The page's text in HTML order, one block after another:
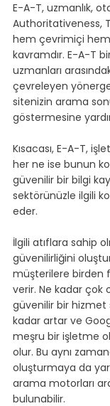
E-A-T, uzmanlık,
Authoritativeness,
hem çevrimiçi
kavramdır. E-A-T
uzmanları
çevreleyen
sitenizin arama
göstermesine
Kısacası, E-A-T,
her ne ise bunun
güvenilir bir bilgi
sektörünüzle ilgili
eder.
İlgili atıflara sahip
güvenilirliğini
müşterilere birden
verir. Ne kadar çok
güvenilir bir hizmet
kadar artar ve
meşru bir işletme
olur. Bu aynı
oluşturmaya da
arama motorları
bulunabilir.